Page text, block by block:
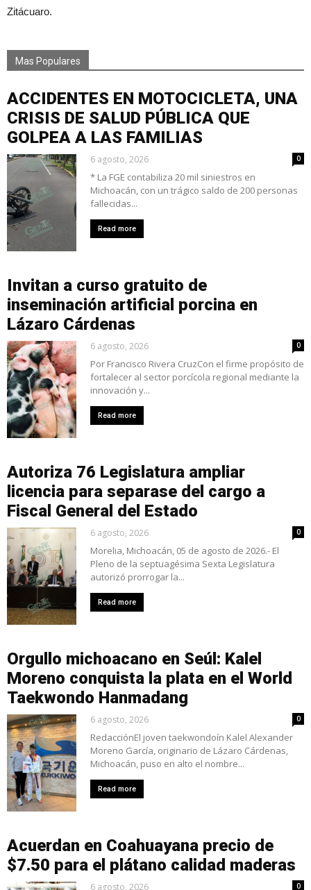
Zitácuaro.
Mas Populares
ACCIDENTES EN MOTOCICLETA, UNA
CRISIS DE SALUD PÚBLICA QUE
GOLPEA A LAS FAMILIAS
6 agosto, 2026 0
* La FGE contabiliza 20 mil siniestros en
Michoacán, con un trágico saldo de 200 personas
fallecidas...
Read more
Invitan a curso gratuito de
inseminación artificial porcina en
Lázaro Cárdenas
6 agosto, 2026 0
Por Francisco Rivera CruzCon el firme propósito de
fortalecer al sector porcícola regional mediante la
innovación y...
Read more
Autoriza 76 Legislatura ampliar
licencia para separase del cargo a
Fiscal General del Estado
6 agosto, 2026 0
Morelia, Michoacán, 05 de agosto de 2026.- El
Pleno de la septuagésima Sexta Legislatura
autorizó prorrogar la...
Read more
Orgullo michoacano en Seúl: Kalel
Moreno conquista la plata en el World
Taekwondo Hanmadang
6 agosto, 2026 0
RedacciónEl joven taekwondoín Kalel Alexander
Moreno García, originario de Lázaro Cárdenas,
Michoacán, puso en alto el nombre...
Read more
Acuerdan en Coahuayana precio de
$7.50 para el plátano calidad maderas
6 agosto, 2026 0